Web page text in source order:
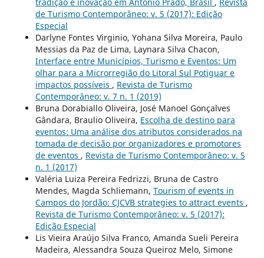
de Turismo Contemporâneo: v. 5 (2017): Edição
Especial
Darlyne Fontes Virginio, Yohana Silva Moreira, Paulo
Messias da Paz de Lima, Laynara Silva Chacon,
Interface entre Municípios, Turismo e Eventos: Um
olhar para a Microrregião do Litoral Sul Potiguar e
impactos possíveis , Revista de Turismo
Contemporâneo: v. 7 n. 1 (2019)
Bruna Dorabiallo Oliveira, José Manoel Gonçalves
Gândara, Braulio Oliveira, Escolha de destino para
eventos: Uma análise dos atributos considerados na
tomada de decisão por organizadores e promotores
de eventos , Revista de Turismo Contemporâneo: v. 5
n. 1 (2017)
Valéria Luiza Pereira Fedrizzi, Bruna de Castro
Mendes, Magda Schliemann, Tourism of events in
Campos do Jordão: CJCVB strategies to attract events ,
Revista de Turismo Contemporâneo: v. 5 (2017):
Edição Especial
Lis Vieira Araújo Silva Franco, Amanda Sueli Pereira
Madeira, Alessandra Souza Queiroz Melo, Simone